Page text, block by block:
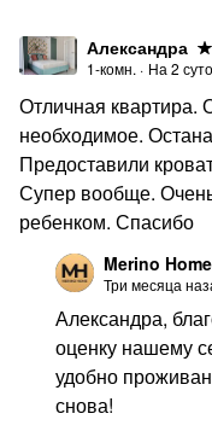
парковок,
‼️Напоминаем, что
Квартирка вы
заселения и
БЕСКОНТАКТНОЕ
Мы ценим свое и
После оплаты
регистрации, вы
по заселению.
удобство такой
безопасно.
Александра
1-комн. · На 2
Отличная квартира.
необходимое.
Предоставили
Супер вообще.
ребенком. Спасибо
Merino Home
Три месяца
Александра,
оценку нашему
удобно
снова!